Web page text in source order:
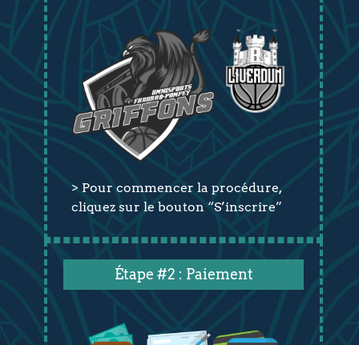
> Pour commencer la procédure,
cliquez sur le bouton “S’inscrire”
Étape #2 : Paiement